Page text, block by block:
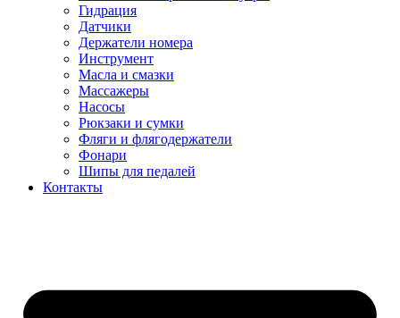
Гидрация
Датчики
Держатели номера
Инструмент
Масла и смазки
Массажеры
Насосы
Рюкзаки и сумки
Фляги и флягодержатели
Фонари
Шипы для педалей
Контакты